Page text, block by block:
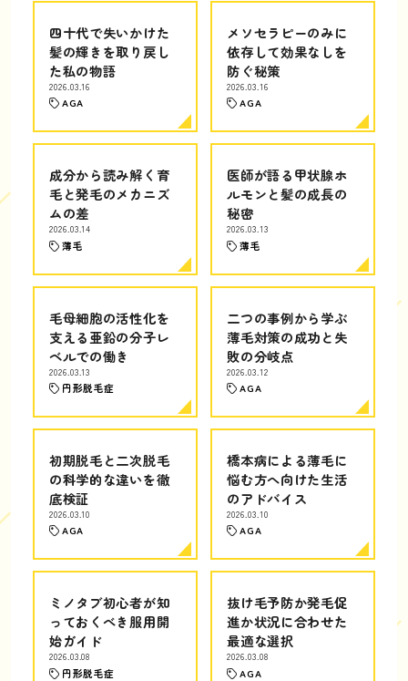
四十代で失いかけた
髪の輝きを取り戻し
た私の物語
2026.03.16
AGA
メソセラピーのみに
依存して効果なしを
防ぐ秘策
2026.03.16
AGA
成分から読み解く育
毛と発毛のメカニズ
ムの差
2026.03.14
薄毛
医師が語る甲状腺ホ
ルモンと髪の成長の
秘密
2026.03.13
薄毛
毛母細胞の活性化を
支える亜鉛の分子レ
ベルでの働き
2026.03.13
円形脱毛症
二つの事例から学ぶ
薄毛対策の成功と失
敗の分岐点
2026.03.12
AGA
初期脱毛と二次脱毛
の科学的な違いを徹
底検証
2026.03.10
AGA
橋本病による薄毛に
悩む方へ向けた生活
のアドバイス
2026.03.10
AGA
ミノタブ初心者が知
っておくべき服用開
始ガイド
2026.03.08
円形脱毛症
抜け毛予防か発毛促
進か状況に合わせた
最適な選択
2026.03.08
AGA